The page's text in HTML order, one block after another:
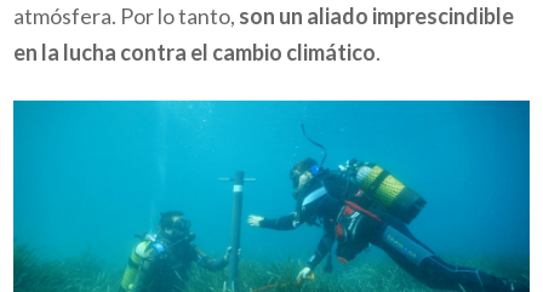
atmósfera. Por lo tanto, son un aliado imprescindible
en la lucha contra el cambio climático.